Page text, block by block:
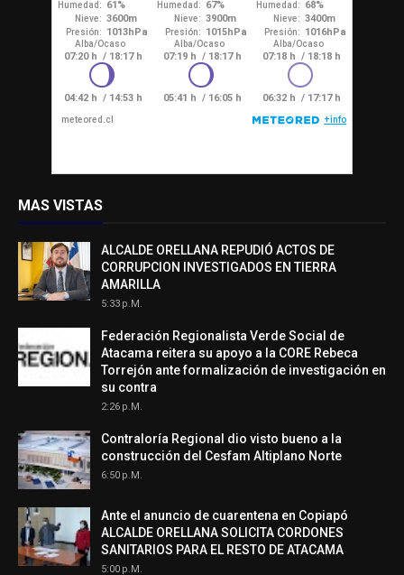
MAS VISTAS
ALCALDE ORELLANA REPUDIÓ ACTOS DE
CORRUPCION INVESTIGADOS EN TIERRA
AMARILLA
5:33 P.m.
Federación Regionalista Verde Social de
Atacama reitera su apoyo a la CORE Rebeca
Torrejón ante formalización de investigación en
su contra
2:26 P.m.
Contraloría Regional dio visto bueno a la
construcción del Cesfam Altiplano Norte
6:50 P.m.
Ante el anuncio de cuarentena en Copiapó
ALCALDE ORELLANA SOLICITA CORDONES
SANITARIOS PARA EL RESTO DE ATACAMA
5:00 P.m.